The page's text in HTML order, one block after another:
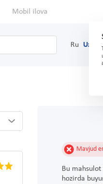
Mobil ilova
Ru Uz
Mavjud
Bu
hozirda